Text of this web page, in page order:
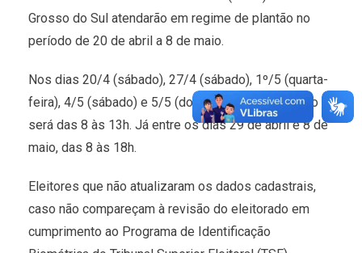
Grosso do Sul atendarão em regime de plantão no
período de 20 de abril a 8 de maio.
Nos dias 20/4 (sábado), 27/4 (sábado), 1º/5 (quarta-
feira), 4/5 (sábado) e 5/5 (domingo), o atendimento
será das 8 às 13h. Já entre os dias 29 de abril e 8 de
maio, das 8 às 18h.
Eleitores que não atualizaram os dados cadastrais,
caso não compareçam à revisão do eleitorado em
cumprimento ao Programa de Identificação